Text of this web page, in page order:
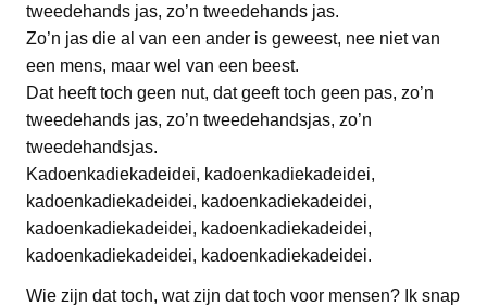
tweedehands jas, zo’n tweedehands jas.
Zo’n jas die al van een ander is geweest, nee niet van
een mens, maar wel van een beest.
Dat heeft toch geen nut, dat geeft toch geen pas, zo’n
tweedehands jas, zo’n tweedehandsjas, zo’n
tweedehandsjas.
Kadoenkadiekadeidei, kadoenkadiekadeidei,
kadoenkadiekadeidei, kadoenkadiekadeidei,
kadoenkadiekadeidei, kadoenkadiekadeidei,
kadoenkadiekadeidei, kadoenkadiekadeidei.
Wie zijn dat toch, wat zijn dat toch voor mensen? Ik snap